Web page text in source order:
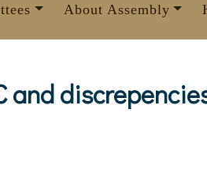
About Assembly
and